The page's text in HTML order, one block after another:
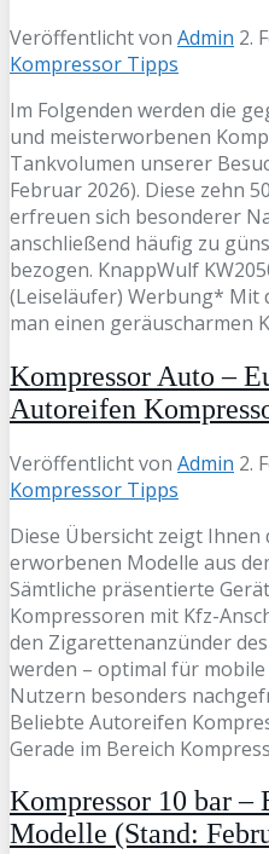
Veröffentlicht von Admin 2.
Kompressor Tipps
Im Folgenden werden die
und meisterworbenen
Tankvolumen unserer
Februar 2026). Diese zehn
erfreuen sich besonderer
anschließend häufig zu
bezogen. KnappWulf
(Leiseläufer) Werbung* Mit
man einen geräuscharmen
Kompressor Auto –
Autoreifen
Veröffentlicht von Admin 2.
Kompressor Tipps
Diese Übersicht zeigt Ihnen
erworbenen Modelle aus
Sämtliche präsentierte
Kompressoren mit Kfz-
den Zigarettenanzünder
werden – optimal für
Nutzern besonders
Beliebte Autoreifen
Gerade im Bereich
Kompressor 10 bar –
Modelle (Stand: